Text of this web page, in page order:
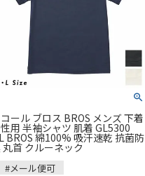
ール ブロス BROS メンズ 下着
用 半袖シャツ 肌着 GL5300
BROS 綿100% 吸汗速乾 抗菌防
丸首 クルーネック
#メール便可